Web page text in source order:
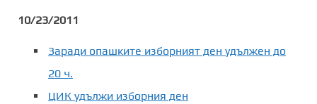
10/23/2011
Заради опашките изборният ден удължен до
20 ч.
ЦИК удължи изборния ден